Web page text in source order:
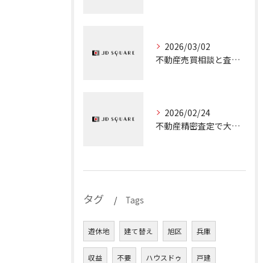
2026/03/02
不動産売買相談と査定を大阪府でスムーズに行う実践ガイド
2026/02/24
不動産精密査定で大阪府の売却を成功に導くための実践ポイント解説
タグ Tags
遊休地 建て替え 旭区 兵庫
収益 不要 ハウスドゥ 戸建